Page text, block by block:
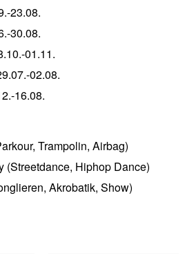
23.08.
30.08.
01.11.
02.08.
16.08.
Trampolin, Airbag)
(Streetdance, Hiphop Dance)
Akrobatik, Show)